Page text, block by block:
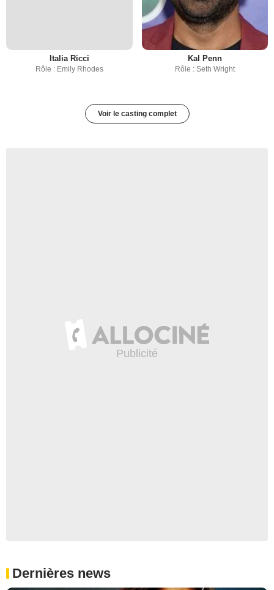
Italia Ricci
Rôle : Emily Rhodes
Kal Penn
Rôle : Seth Wright
Voir le casting complet
Dernières news